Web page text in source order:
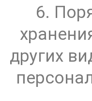
6.
других